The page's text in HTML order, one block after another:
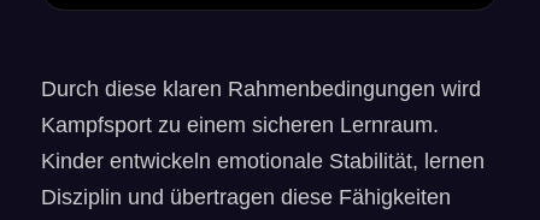
Durch diese klaren Rahmenbedingungen wird
Kampfsport zu einem sicheren Lernraum.
Kinder entwickeln emotionale Stabilität, lernen
Disziplin und übertragen diese Fähigkeiten